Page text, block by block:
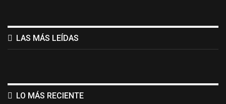
LAS MÁS LEÍDAS
LO MÁS RECIENTE